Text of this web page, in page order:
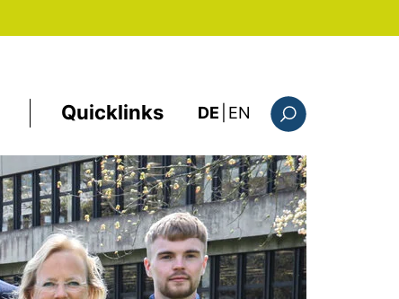
Quicklinks DE EN : this page in